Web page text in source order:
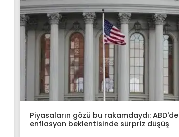
Piyasaların gözü bu rakamdaydı: ABD'de
enflasyon beklentisinde sürpriz düşüş